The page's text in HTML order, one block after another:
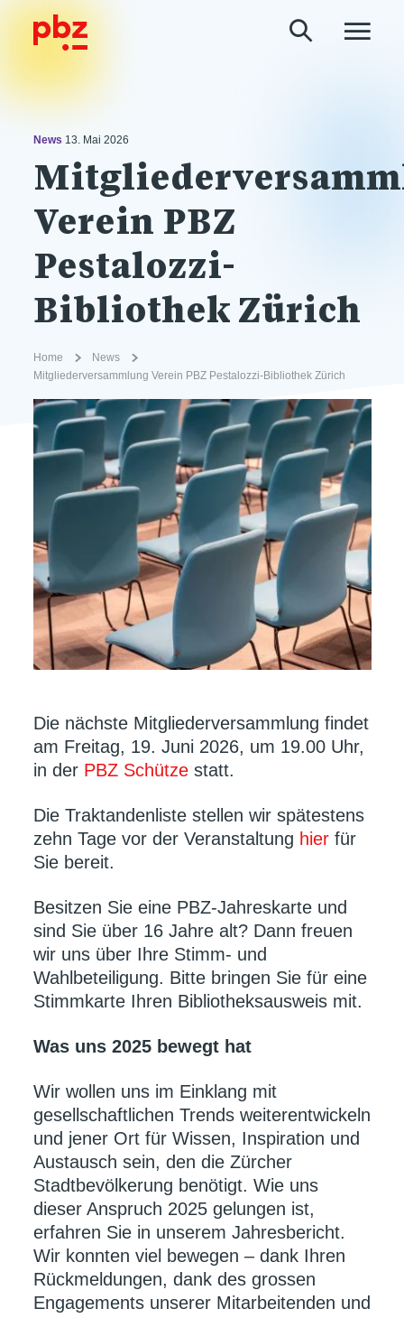
News 13. Mai 2026
Verein PBZ
Pestalozzi-
Bibliothek Zürich
Home
News
Mitgliederversammlung Verein PBZ Pestalozzi-Bibliothek Zürich
Die nächste Mitgliederversammlung findet
am Freitag, 19. Juni 2026, um 19.00 Uhr,
in der PBZ Schützestatt.
Die Traktandenliste stellen wir spätestens
zehn Tage vor der Veranstaltung hierfür
Sie bereit.
Besitzen Sie eine PBZ-Jahreskarte und
sind Sie über 16 Jahre alt? Dann freuen
wir uns über Ihre Stimm- und
Wahlbeteiligung. Bitte bringen Sie für eine
Stimmkarte Ihren Bibliotheksausweis mit.
Was uns 2025 bewegt hat
Wir wollen uns im Einklang mit
gesellschaftlichen Trends weiterentwickeln
und jener Ort für Wissen, Inspiration und
Austausch sein, den die Zürcher
Stadtbevölkerung benötigt. Wie uns
dieser Anspruch 2025 gelungen ist,
erfahren Sie in unserem Jahresbericht.
Wir konnten viel bewegen – dank Ihren
Rückmeldungen, dank des grossen
Engagements unserer Mitarbeitenden und